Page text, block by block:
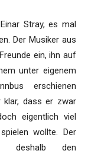
Stray, es mal
Der Musiker aus
ein, ihn auf
unter eigenem
erschienen
klar, dass er zwar
eigentlich viel
wollte. Der
deshalb den